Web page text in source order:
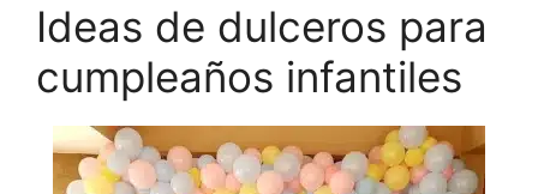
Ideas de dulceros para
cumpleaños infantiles